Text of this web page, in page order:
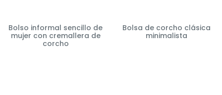
Bolso informal sencillo de
mujer con cremallera de
corcho
Bolsa de corcho clásica
minimalista